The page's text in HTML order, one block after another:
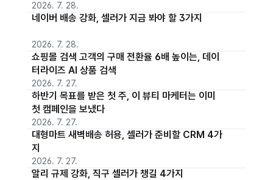
2026. 7. 28.
네이버 배송 강화, 셀러가 지금 봐야 할 3가지
2026. 7. 28.
쇼핑몰 검색 고객의 구매 전환율 6배 높이는, 데이
터라이즈 AI 상품 검색
2026. 7. 27.
하반기 목표를 받은 첫 주, 이 뷰티 마케터는 이미
첫 캠페인을 보냈다
2026. 7. 27.
대형마트 새벽배송 허용, 셀러가 준비할 CRM 4가
지
2026. 7. 27.
알리 규제 강화, 직구 셀러가 챙길 4가지